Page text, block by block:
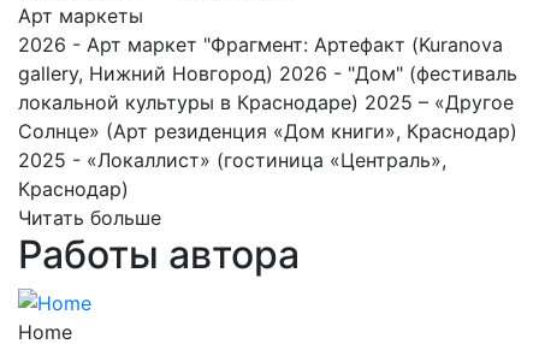
Арт маркеты
2026 - Арт маркет "Фрагмент: Артефакт (Kuranova
gallery, Нижний Новгород) 2026 - "Дом" (фестиваль
локальной культуры в Краснодаре) 2025 – «Другое
Солнце» (Арт резиденция «Дом книги», Краснодар)
2025 - «Локаллист» (гостиница «Централь»,
Краснодар)
Читать больше
Работы автора
Home